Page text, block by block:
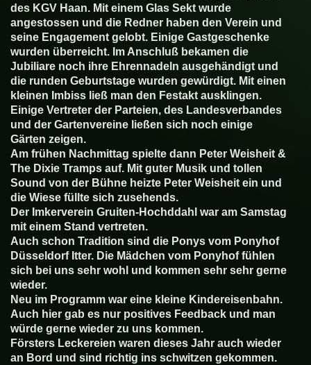
des KGV Haan. Mit einem Glas Sekt wurde
angestossen und die Redner haben den Verein und
seine Engagement gelobt. Einige Gastgeschenke
wurden überreicht. Im Anschluß bekamen die
Jubiliare noch ihre Ehrennadeln ausgehändigt und
die runden Geburtstage wurden gewürdigt. Mit einen
kleinen Imbiss ließ man den Festakt ausklingen.
Einige Vertreter der Parteien, des Landesverbandes
und der Gartenvereine ließen sich noch einige
Gärten zeigen.
Am frühen Nachmittag spielte dann Peter Weisheit &
The Dixie Tramps auf. Mit guter Musik und tollen
Sound von der Bühne heizte Peter Weisheit ein und
die Wiese füllte sich zusehends.
Der Imkerverein Gruiten-Hochddahl war am Samstag
mit einem Stand vertreten.
Auch schon Tradition sind die Ponys vom Ponyhof
Düsseldorf Itter. Die Mädchen vom Ponyhof fühlen
sich bei uns sehr wohl und kommen sehr sehr gerne
wieder.
Neu im Programm war eine kleine Kindereisenbahn.
Auch hier gab es nur positives Feedback und man
würde gerne wieder zu uns kommen.
Försters Leckereien waren dieses Jahr auch wieder
an Bord und sind richtig ins schwitzen gekommen.